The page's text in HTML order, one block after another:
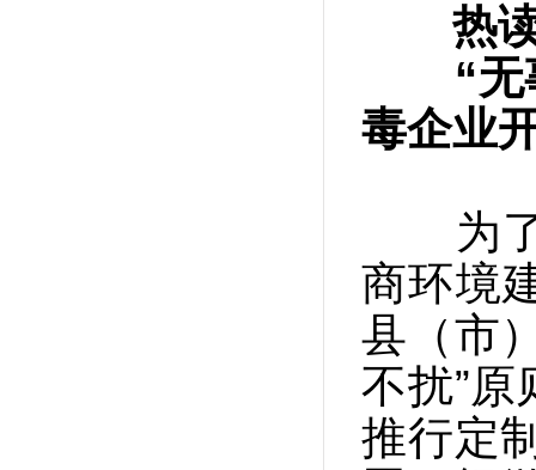
热
“无事
毒企业
为了
商环境
县（市
不扰”
推行定